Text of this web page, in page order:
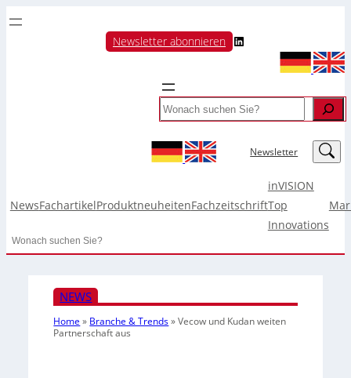
Newsletter abonnieren LinkedIn
Search
Newsletter LinkedIn
NewsFachartikelProduktneuheitenFachzeitschrift
inVISION
Top
Innovations
Search
NEWS
Home » Branche & Trends»Vecow und Kudan weiten
Partnerschaft aus